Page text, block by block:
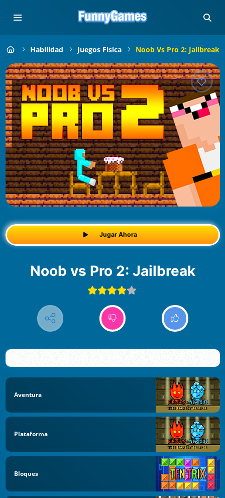
Habilidad Juegos Física Noob Vs Pro 2: Jailbreak
Jugar Ahora
Noob vs Pro 2: Jailbreak
Aventura
Plataforma
Bloques